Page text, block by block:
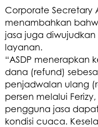
Corporate Secretary
menambahkan
jasa juga diwujudkan
layanan.
“ASDP menerapkan
dana (refund)
penjadwalan ulang
persen melalui
pengguna jasa
kondisi cuaca.